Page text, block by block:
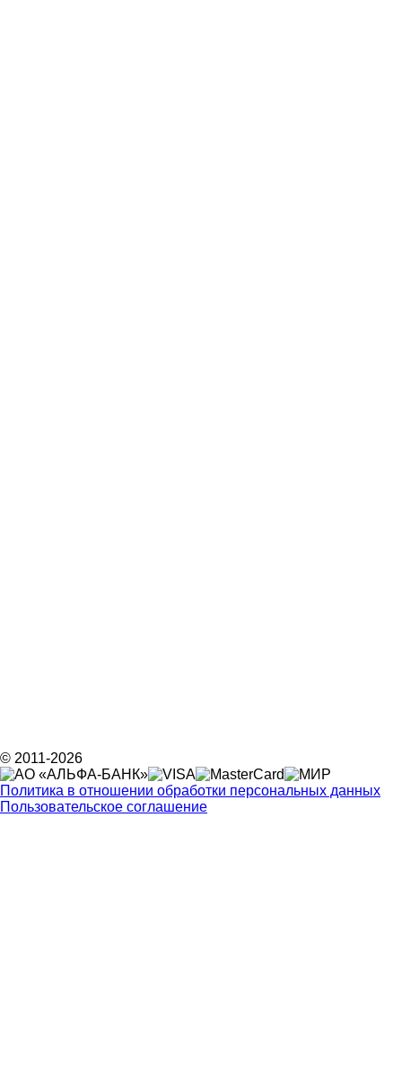
© 2011-2026
Политика в отношении обработки персональных данных
Пользовательское соглашение